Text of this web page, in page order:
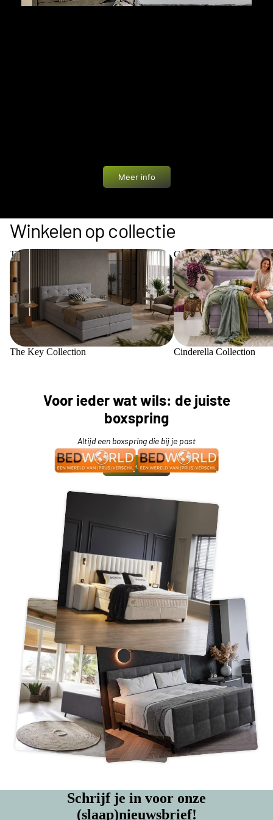
Meer info
Winkelen op collectie
The Key Collection
The Key Collection
Cinderella Collection
Cinderella Collection
Voor ieder wat wils: de juiste
boxspring
Altijd een boxspring die bij je past
Bekijk meer
Schrijf je in voor onze
(slaap)nieuwsbrief!